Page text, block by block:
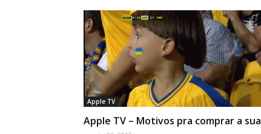
Apple TV
Apple TV – Motivos pra comprar a sua